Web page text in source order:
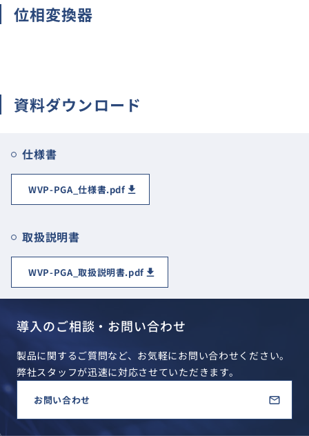
当社について
ナレッジブログ
よくあるご質問
位相変換器
資料ダウンロード
仕様書
WVP-PGA_仕様書.pdf
取扱説明書
WVP-PGA_取扱説明書.pdf
導入のご相談・お問い合わせ
製品に関するご質問など、お気軽にお問い合わせください。
弊社スタッフが迅速に対応させていただきます。
お問い合わせ